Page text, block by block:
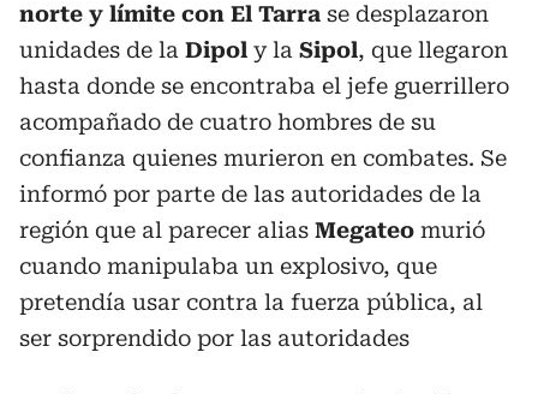
norte y límite con El Tarra se desplazaron
unidades de la Dipol y la Sipol, que llegaron
hasta donde se encontraba el jefe guerrillero
acompañado de cuatro hombres de su
confianza quienes murieron en combates. Se
informó por parte de las autoridades de la
región que al parecer alias Megateo murió
cuando manipulaba un explosivo, que
pretendía usar contra la fuerza pública, al
ser sorprendido por las autoridades